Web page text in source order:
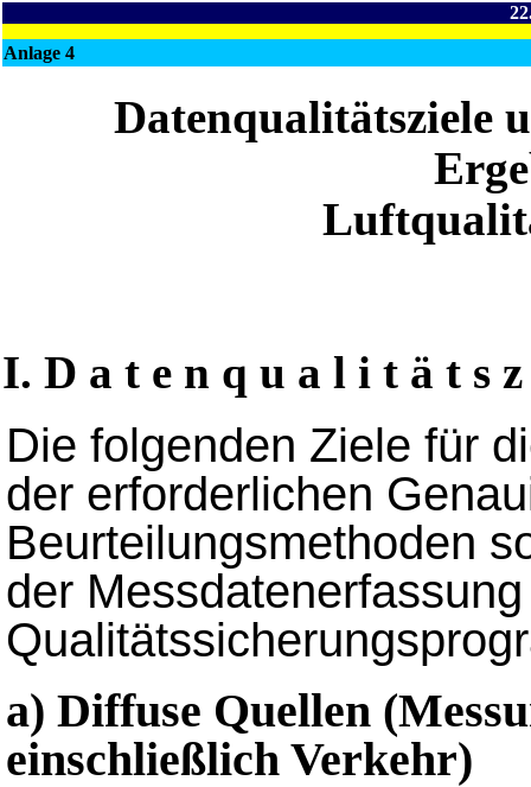
Anlage 4
Datenqualitätsziele
I. D a t e n q u a l i t ä t s z
Die folgenden Ziele für
der erforderlichen
Beurteilungsmethoden
der
a) Diffuse Quellen
einschließlich Verkehr)